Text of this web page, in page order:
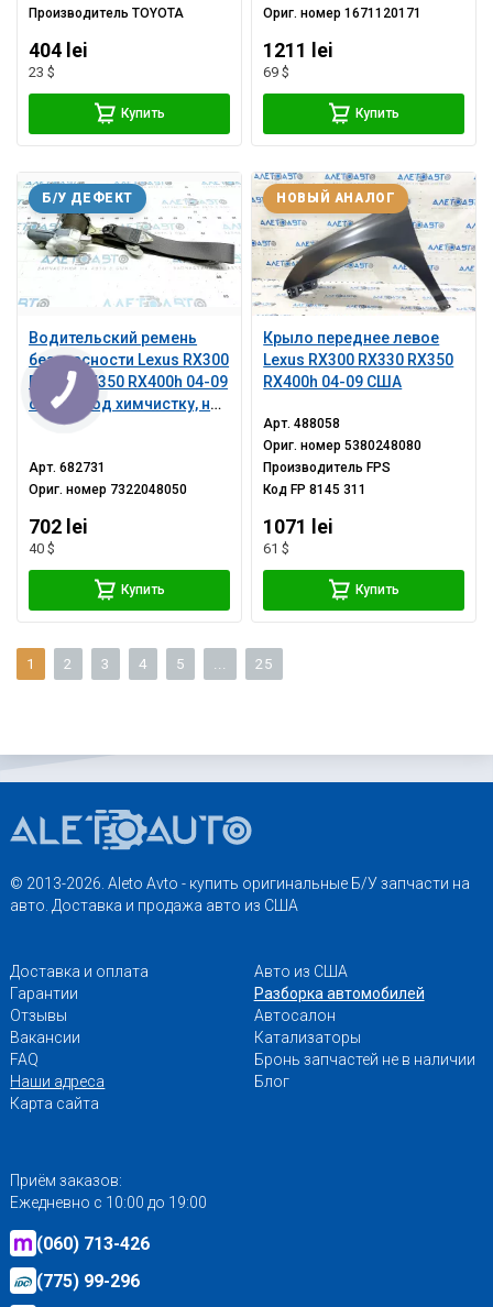
ПроизводительTOYOTA
404 lei
23 $
Купить
Ориг. номер1671120171
1211 lei
69 $
Купить
Водительский ремень
безопасности Lexus RX300
RX330 RX350 RX400h 04-09
серый, под химчистку, не
сматывается
Б/У ДЕФЕКТ
Арт.682731
Ориг. номер 7322048050
702 lei
40 $
Купить
Крыло переднее левое
Lexus RX300 RX330 RX350
RX400h 04-09 США
НОВЫЙ АНАЛОГ
Арт.488058
Ориг. номер5380248080
ПроизводительFPS
КодFP 8145 311
1071 lei
61 $
Купить
1 2 3 4 5 25
© 2013-2026. Aleto Avto - купить оригинальные Б/У запчасти на
авто. Доставка и продажа авто из США
Доставка и оплата
Гарантии
Отзывы
Вакансии
FAQ
Наши адреса
Карта сайта
Авто из США
Разборка автомобилей
Автосалон
Катализаторы
Бронь запчастей не в наличии
Блог
Приём заказов:
Ежедневно с 10:00 до 19:00
(060) 713-426
(775) 99-296